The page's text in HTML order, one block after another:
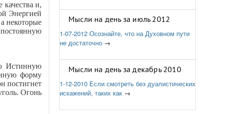
и,
Энергией
некоторые
Истинную
форму
постигнет
Огонь
Мысли на день за июль 2012
1-07-2012 Осознайте, что на Духовном пути
не достаточно →
Мысли на день за декабрь 2010
1-12-2010 Если смотреть без дуалистических
искажений, таких как →